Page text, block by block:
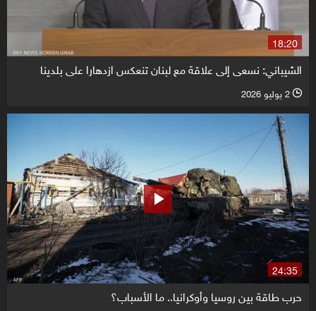
18:20
الشيباني: نسعى إلى علاقة مع لبنان تنعكس ازدهارا على بلدينا
l 2 يوليو 2026
24:35
حرب طاقة بين روسيا وأوكرانيا.. ما الأسباب؟